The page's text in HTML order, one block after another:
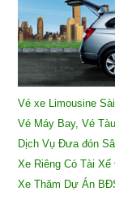
Vé xe Limousine
Vé Máy Bay, Vé
Dịch Vụ Đưa đón
Xe Riêng Có Tài
Xe Thăm Dự Án